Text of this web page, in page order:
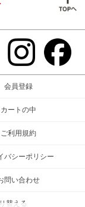
会員登録
カートの中
ご利用規約
バシーポリシー
問い合わせ
替える